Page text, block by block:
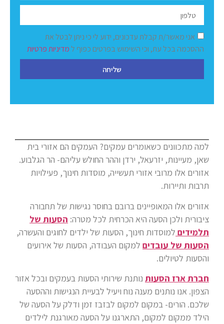
למה מתכוונים כשאומרים עמקים? העמקים הם אזורי בית
שאן, מעיינות, יזרעאל, ירדן וההר החולש עליהם- הר הגלבוע.
אזורים אלו מרובי אזורי תעשייה, מוסדות חינוך, פעילויות
תרבות ותיירות.
אזורים אלו המאופיינים ברובם בחוסר נגישות של תחבורה
ציבורית ולכן הסעה היא הכרחית לכל מטרה: הסעות של
תלמידים למוסדות חינוך, הסעות של ילדים לחוגים והעשרה,
הסעות של עובדים למקום העבודה, הסעות של אירועים
והסעות לטיולים.
חברת ארז הסעות נותנת שירותי הסעות בעמקים ובכל אזור
הצפון. אנו נותנים מענה נוח ויעיל לבעיית הנגישות וההסעה
שלכם. הורים- במקום למקום לבזבז זמן ודלק על הסעה של
הילד ממקום למקום, התארגנו על הסעה מאורגנת לילדים
אני מאשר/ת קבלת עדכונים, ידוע לי כי ניתן לבטל את
ההסכמה בכל עת, וכי השימוש בפרטים כפוף למדיניות פרטיות
שליחה